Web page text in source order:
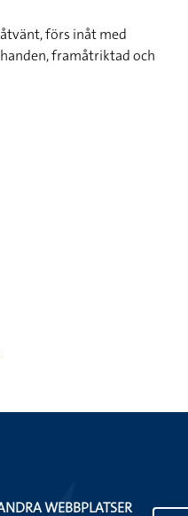
förs inåt med
framåtriktad och
WEBBPLATSER